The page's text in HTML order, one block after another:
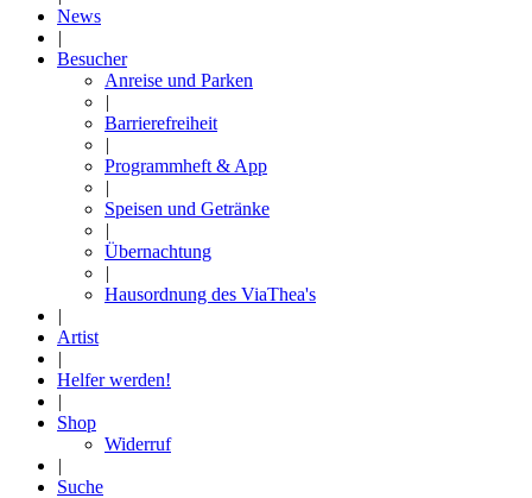
News
|
Besucher
Anreise und Parken
|
Barrierefreiheit
|
Programmheft & App
|
Speisen und Getränke
|
Übernachtung
|
Hausordnung des ViaThea's
|
Artist
|
Helfer werden!
|
Shop
Widerruf
|
Suche